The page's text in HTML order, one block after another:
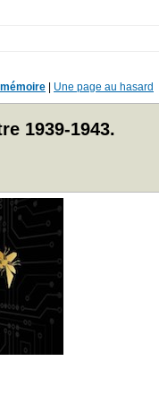
Une page au hasard
1939-1943.